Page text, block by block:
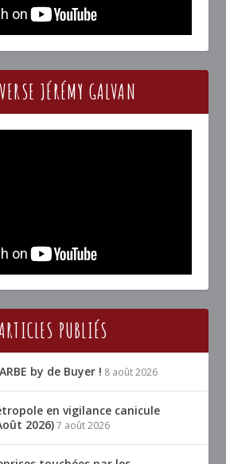
JÉRÉMY GALVAN
PUBLIÉS
by de Buyer ! 8 août 2026
en vigilance canicule
2026) 7 août 2026